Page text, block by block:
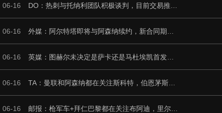
06-16
06-16
06-16
06-16
06-16